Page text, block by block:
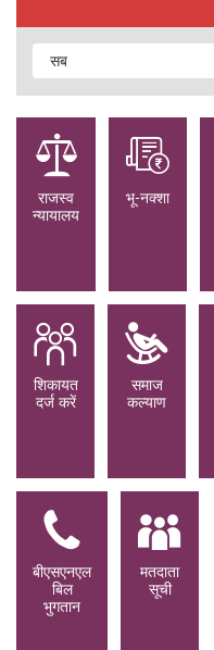
राजस्व
न्यायालय
भू-नक्शा
शिकायत
दर्ज करें
समाज
कल्याण
बीएसएनएल
बिल
भुगतान
मतदाता
सूची